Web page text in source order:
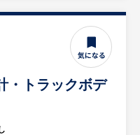
・トラックボデ